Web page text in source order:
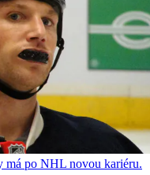
má po NHL novou kariéru.